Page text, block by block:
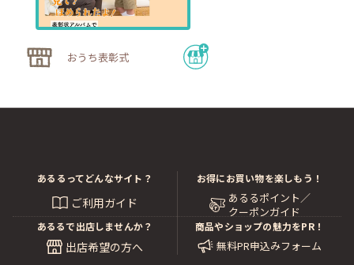
おうち表彰式
あるるってどんなサイト？
ご利用ガイド
お得にお買い物を楽しもう！
あるるポイント／
クーポンガイド
あるるで出店しませんか？
出店希望の方へ
商品やショップの魅力をPR！
無料PR申込みフォーム